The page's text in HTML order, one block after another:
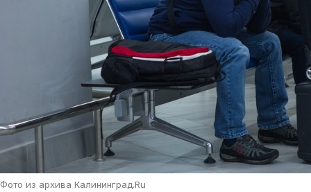
Фото из архива Калининград.Ru